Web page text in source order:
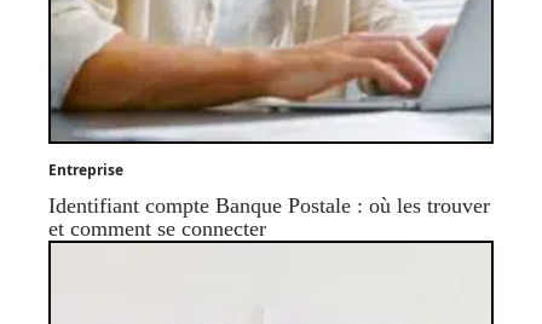
Entreprise
Identifiant compte Banque Postale : où les trouver
et comment se connecter